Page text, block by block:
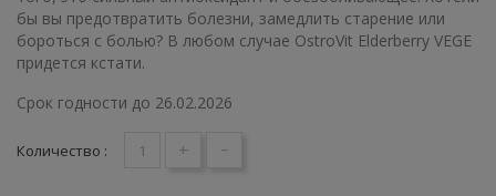
бы вы предотвратить болезни, замедлить старение или
бороться с болью? В любом случае OstroVit Elderberry VEGE
придется кстати.
Срок годности до 26.02.2026
Количество : + -